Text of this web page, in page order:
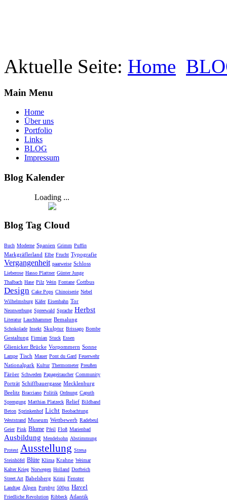
Aktuelle Seite: Home
Main Menu
Home
Über uns
Portfolio
Links
BLOG
Impressum
Blog Kalender
Loading ...
Blog Tag Cloud
Buch Moderne Spanien Grimm Puffin
Markgräflerland Elbe Frucht Typografie
Vergangenheit paarweise Schloss
Lieberose Hasso Plattner Günter Junge
Thalbach Hase Pilz Wein Fontane Cottbus
Design Cake Pops Chinoiserie Nebel
Wilhelmsburg Käfer Eisenbahn Tor
Neonwerbung Spreewald Sprache Herbst
Literatur Lauchhammer Bemalung
Schokolade Insekt Skulptur Brissago Bombe
Gestaltung Firmian Stuck Essen
Glienicker Brücke Vorpommern Sonne
Lampe Tisch Mauer Pont du Gard Feuerwehr
Nationalpark Kultur Thermometer Preußen
Färöer Schweden Papageitaucher Community
Porträt Schiffbauergasse Mecklenburg
Beelitz Bracciano Politik Ordnung Caputh
Sprengung Matthias Platzeck Relief Bildband
Beton Sprinkenhof Licht Beobachtung
Weststrand Museum Wettbewerb Radebeul
Geier Pink Blume Pfeil Floß Marienbad
Ausbildung Mendelsohn Abstimmung
Protest Ausstellung Stresa
Steinhöfel Blüte Klima Krahne Weimar
Kalter Krieg Norwegen Holland Dorfteich
Street Art Babelsberg Krimi Fenster
Landtag Alpen Porphyr 500px Havel
Friedliche Revolution Ribbeck Atlantik